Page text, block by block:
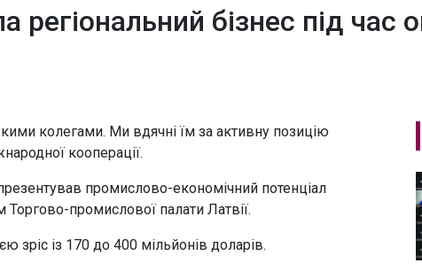
регіональний бізнес під час
колегами. Ми вдячні їм за активну позицію
кооперації.
промислово-економічний потенціал
Торгово-промислової палати Латвії.
зріс із 170 до 400 мільйонів доларів.